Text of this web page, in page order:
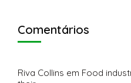
Comentários
Riva Collins em Food